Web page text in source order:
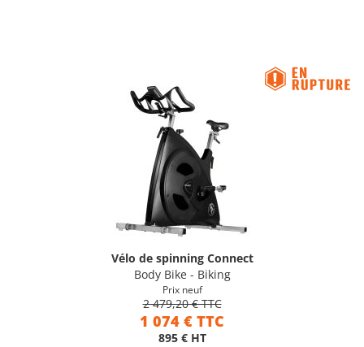
Vélo de spinning Connect
Body Bike - Biking
Prix neuf
2 479,20 € TTC
1 074 € TTC
895 € HT